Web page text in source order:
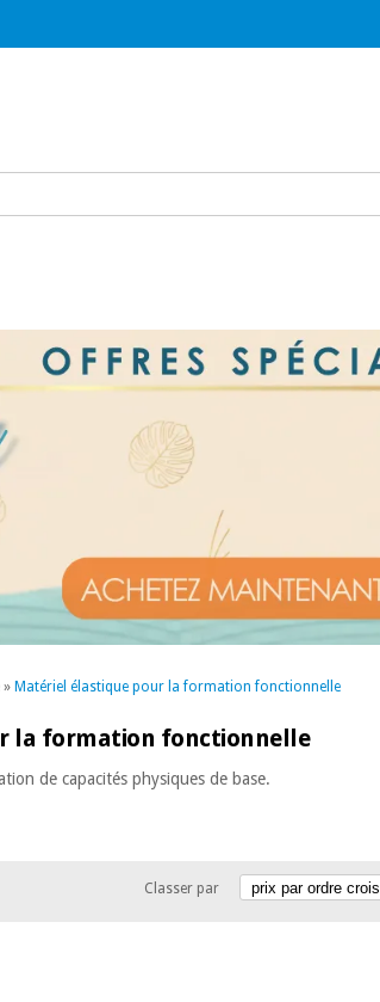
» Matériel élastique pour la formation fonctionnelle
la formation fonctionnelle
de capacités physiques de base.
Classer par